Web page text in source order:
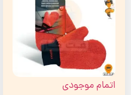
اتمام موجودی